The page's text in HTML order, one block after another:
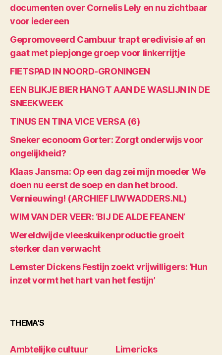
documenten over Cornelis Lely en nu zichtbaar
voor iedereen
Gepromoveerd Cambuur trapt eredivisie af en
gaat met piepjonge groep voor linkerrijtje
FIETSPAD IN NOORD-GRONINGEN
EEN BLIKJE BIER HANGT AAN DE WASLIJN IN DE
SNEEKWEEK
TINUS EN TINA VICE VERSA (6)
Sneker econoom Gorter: Zorgt onderwijs voor
ongelijkheid?
Klaas Jansma: Op een dag zei mijn moeder We
doen nu eerst de soep en dan het brood.
Vernieuwing! (ARCHIEF LIWWADDERS.NL)
WIM VAN DER VEER: ‘BIJ DE ALDE FEANEN’
Wereldwijde vleeskuikenproductie groeit
sterker dan verwacht
Lemster Dickens Festijn zoekt vrijwilligers: ‘Hun
inzet vormt het hart van het festijn’
THEMA'S
Ambtelijke cultuur
Limericks